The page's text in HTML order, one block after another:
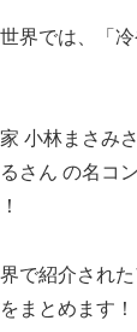
界では、「
小林まさみ
さん の名コ
で紹介され
まとめます！